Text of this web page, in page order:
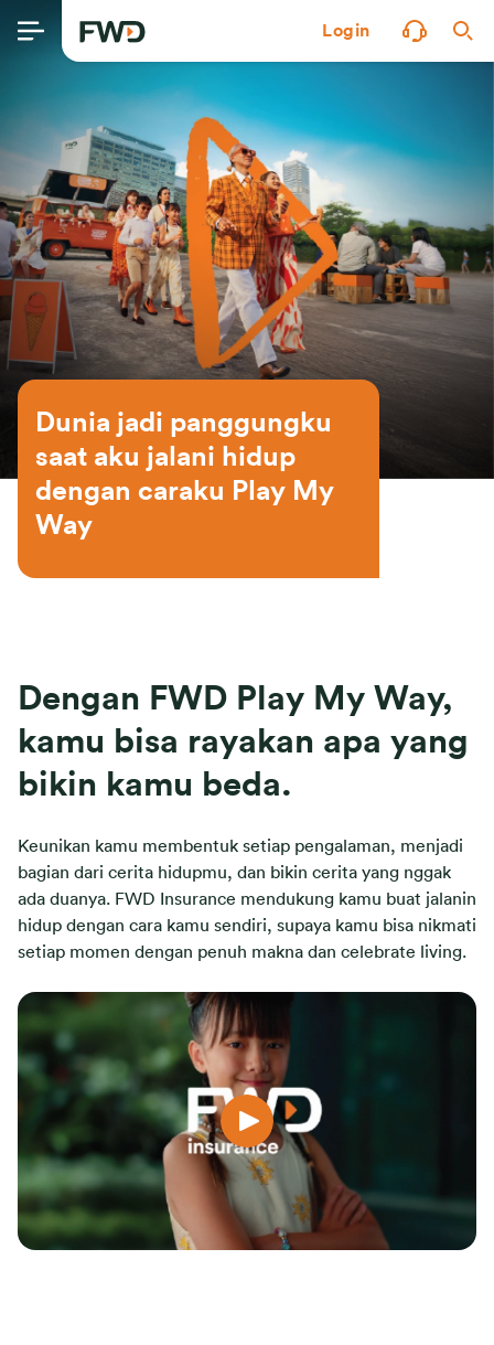
Login
Dunia jadi panggungku
saat aku jalani hidup
dengan caraku Play My
Way
Dengan FWD Play My Way,
kamu bisa rayakan apa yang
bikin kamu beda.
Keunikan kamu membentuk setiap pengalaman, menjadi
bagian dari cerita hidupmu, dan bikin cerita yang nggak
ada duanya. FWD Insurance mendukung kamu buat jalanin
hidup dengan cara kamu sendiri, supaya kamu bisa nikmati
setiap momen dengan penuh makna dan celebrate living.